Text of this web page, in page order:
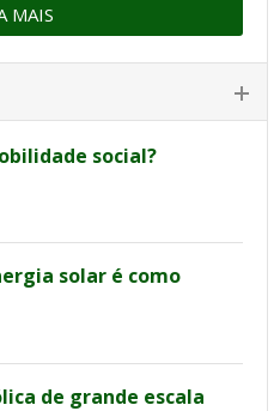
MAIS
social?
solar é como
de grande escala